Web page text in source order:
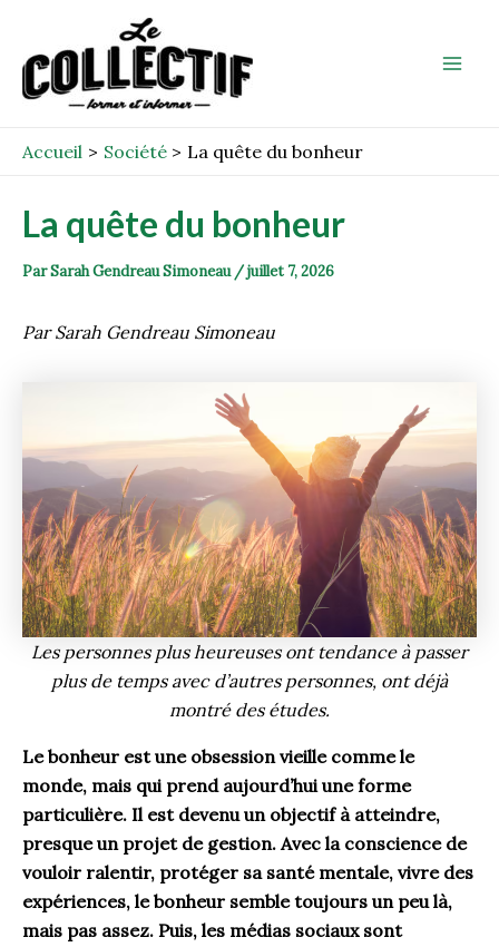
contenu
Accueil Société La quête du bonheur
La quête du bonheur
ParSarah Gendreau Simoneau /juillet 7, 2026
Par Sarah Gendreau Simoneau
Les personnes plus heureuses ont tendance à passer
plus de temps avec d’autres personnes, ont déjà
montré des études.
Le bonheur est une obsession vieille comme le
monde, mais qui prend aujourd’hui une forme
particulière. Il est devenu un objectif à atteindre,
presque un projet de gestion. Avec la conscience de
vouloir ralentir, protéger sa santé mentale, vivre des
expériences, le bonheur semble toujours un peu là,
mais pas assez. Puis, les médias sociaux sont
navigation